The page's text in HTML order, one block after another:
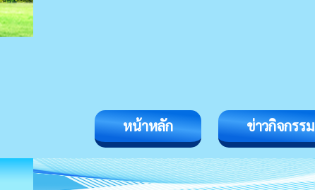
หน้าหลัก ข่าวกิจกรรม